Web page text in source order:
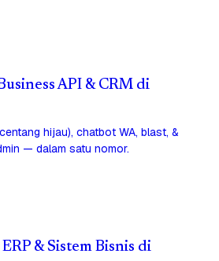
API & CRM di
hijau), chatbot WA, blast, &
— dalam satu nomor.
& Sistem Bisnis di